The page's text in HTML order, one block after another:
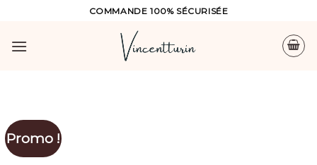
content
COMMANDE 100% SÉCURISÉE
Promo !